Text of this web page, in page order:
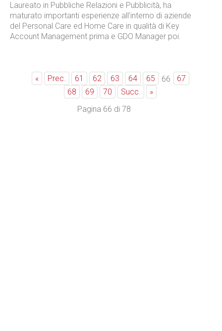
Laureato in Pubbliche Relazioni e Pubblicità, ha
maturato importanti esperienze all’interno di aziende
del Personal Care ed Home Care in qualità di Key
Account Management prima e GDO Manager poi.
« Prec. 61 62 63 64 65 66
67
68
69 70 Succ.
»
Pagina 66 di 78